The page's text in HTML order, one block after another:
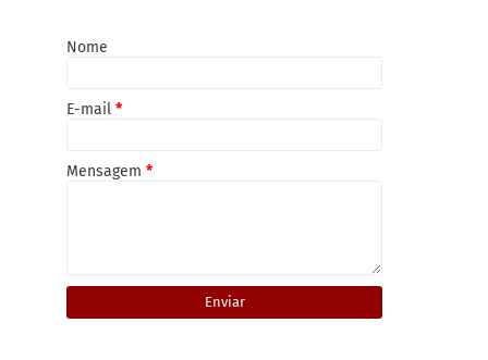
Nome
E-mail *
Mensagem *